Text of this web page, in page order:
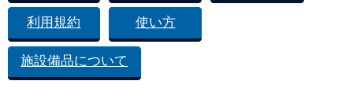
利用規約 使い方
施設備品について